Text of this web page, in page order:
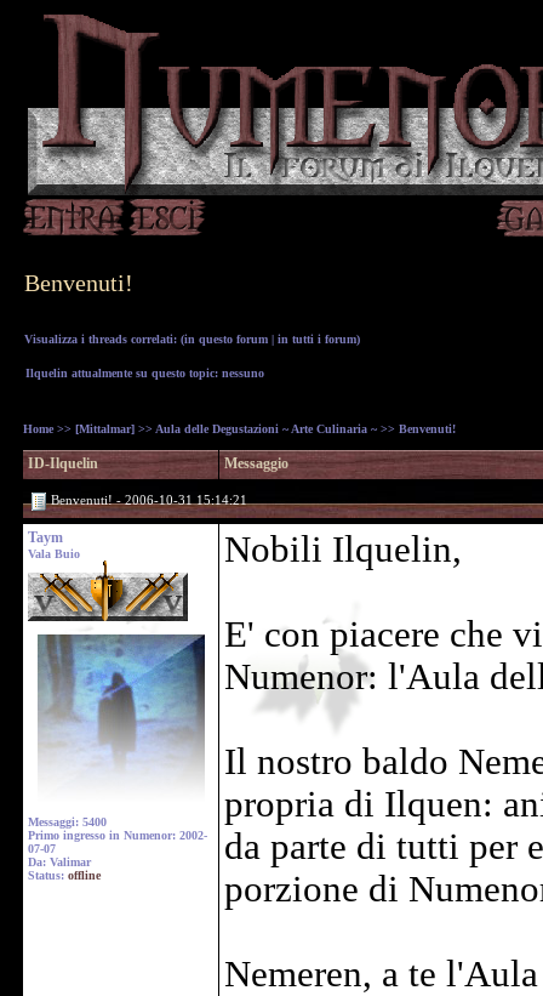
Benvenuti!
Visualizza i threads correlati: (in questo forum | in tutti i forum)
Ilquelin attualmente su questo topic: nessuno
Home >> [Mittalmar] >> Aula delle Degustazioni ~ Arte Culinaria ~ >> Benvenuti!
ID-Ilquelin Messaggio
Benvenuti! - 2006-10-31 15:14:21
Taym
Vala Buio
Messaggi: 5400
Primo ingresso in Numenor: 2002-
07-07
Da: Valimar
Status: offline
Nobili Ilquelin,
E' con piacere che
Numenor: l'Aula
Il nostro baldo
propria di Ilquen:
da parte di tutti per
porzione di
Nemeren, a te